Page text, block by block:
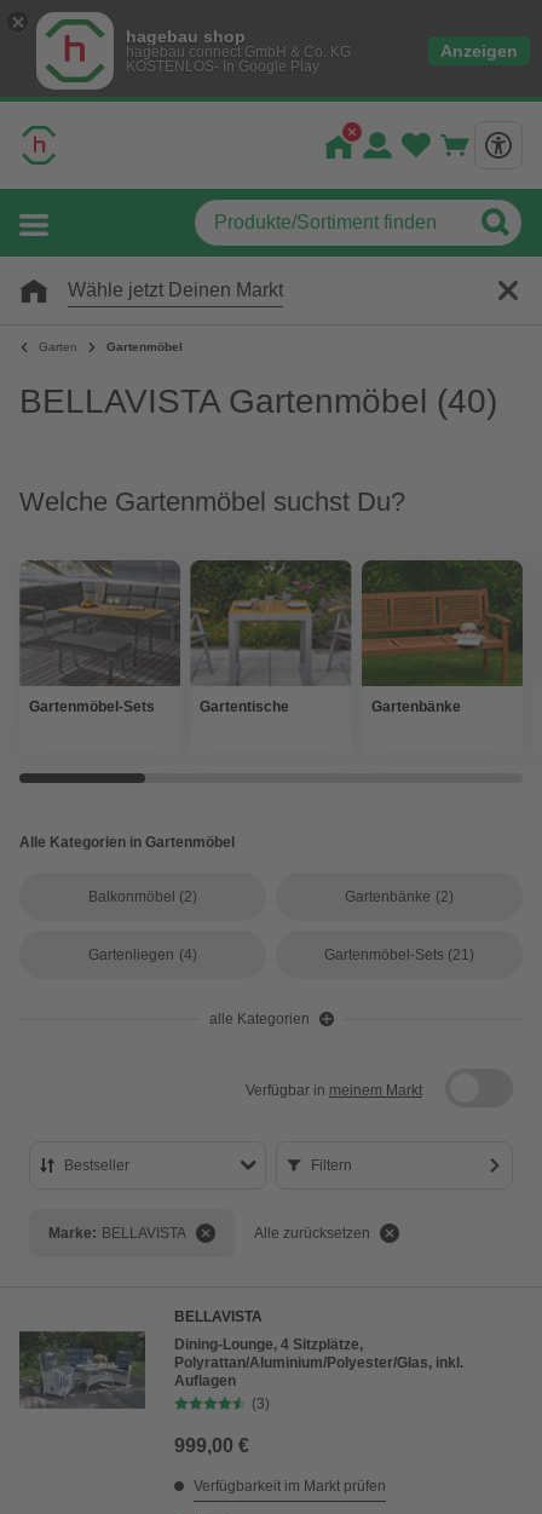
hagebau shop
hagebau connect GmbH & Co. KG
KOSTENLOS- In Google Play
Anzeigen
Wähle jetzt Deinen Markt
Garten Gartenmöbel
BELLAVISTA Gartenmöbel (40)
Welche Gartenmöbel suchst Du?
Gartenmöbel-Sets Gartentische Gartenbänke
Alle Kategorien in Gartenmöbel
Balkonmöbel (2) Gartenbänke (2)
Gartenliegen (4) Gartenmöbel-Sets (21)
alle Kategorien
Verfügbar in meinem Markt
Bestseller
Bewertung
Filtern
Marke: BELLAVISTA Alle zurücksetzen
BELLAVISTA
Dining-Lounge, 4 Sitzplätze,
Polyrattan/Aluminium/Polyester/Glas, inkl.
Auflagen
(3)
999,00 €
Verfügbarkeit im Markt prüfen